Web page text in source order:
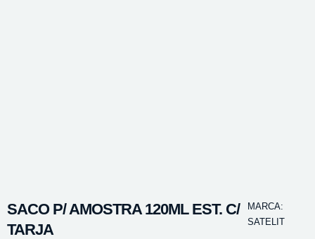
SACO P/ AMOSTRA 120ML EST. C/
TARJA
MARCA:
SATELIT